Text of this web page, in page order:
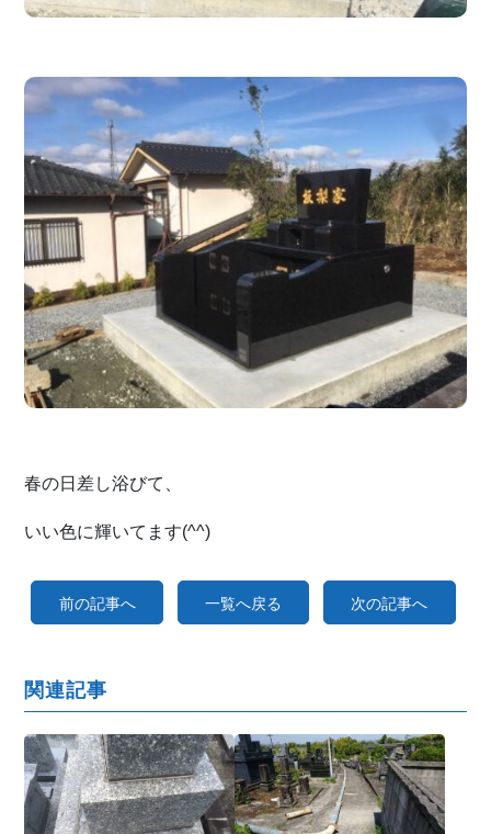
春の日差し浴びて、
いい色に輝いてます(^^)
前の記事へ 一覧へ戻る 次の記事へ
関連記事